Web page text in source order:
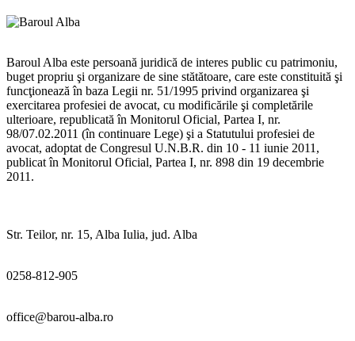
Baroul Alba este persoană juridică de interes public cu patrimoniu,
buget propriu şi organizare de sine stătătoare, care este constituită şi
funcţionează în baza Legii nr. 51/1995 privind organizarea şi
exercitarea profesiei de avocat, cu modificările şi completările
ulterioare, republicată în Monitorul Oficial, Partea I, nr.
98/07.02.2011 (în continuare Lege) şi a Statutului profesiei de
avocat, adoptat de Congresul U.N.B.R. din 10 - 11 iunie 2011,
publicat în Monitorul Oficial, Partea I, nr. 898 din 19 decembrie
2011.
Str. Teilor, nr. 15, Alba Iulia, jud. Alba
0258-812-905
office@barou-alba.ro